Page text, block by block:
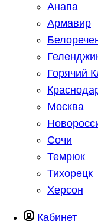
Анапа
Армавир
Горячий
Москва
Сочи
Темрюк
Тихорецк
Херсон
Кабинет